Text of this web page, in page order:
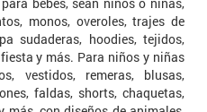
monos, overoles, trajes de
sudaderas, hoodies, tejidos,
y más. Para niños y niñas
vestidos, remeras, blusas,
faldas, shorts, chaquetas,